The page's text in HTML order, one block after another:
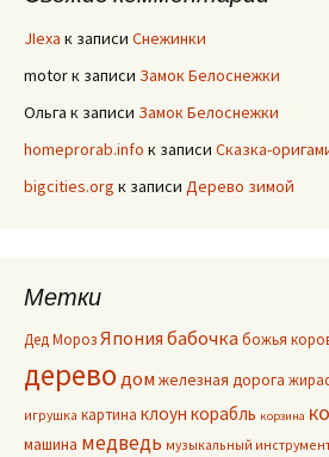
JIexa к записи Снежинки
motorк записи Замок Белоснежки
Ольга к записи Замок Белоснежки
homeprorab.info к записи Сказка-
bigcities.org к записи Дерево зимой
Метки
Дед МорозЯпония бабочкабожья
дереводомжелезная дорога
игрушка картина клоун корабль корзина
машина медведь музыкальный